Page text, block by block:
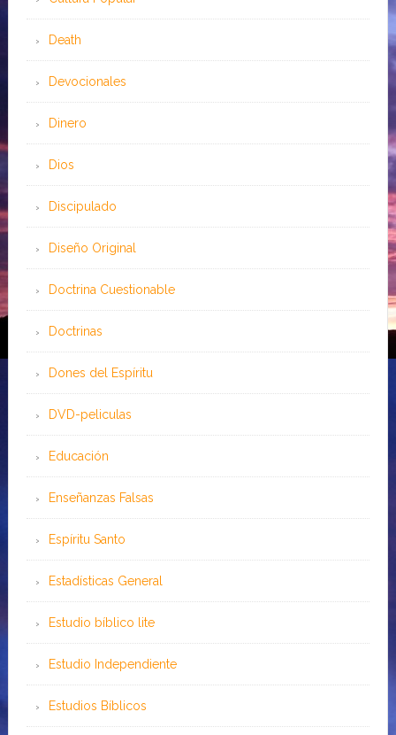
Death
Devocionales
Dinero
Dios
Discipulado
Diseño Original
Doctrina Cuestionable
Doctrinas
Dones del Espíritu
DVD-peliculas
Educación
Enseñanzas Falsas
Espíritu Santo
Estadísticas General
Estudio bíblico lite
Estudio Independiente
Estudios Bíblicos